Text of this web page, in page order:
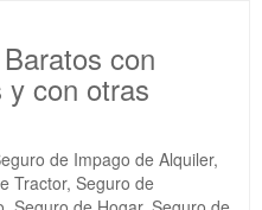
con
y con otras
de Impago de Alquiler,
Tractor, Seguro de